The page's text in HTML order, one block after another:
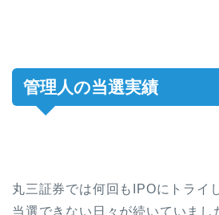
管理人の当選実績
丸三証券では何回もIPOにトライ
当選できない日々が続いていまし